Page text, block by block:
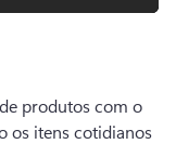
produtos com o
os itens cotidianos